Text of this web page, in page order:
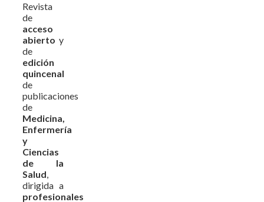
Revista
de
acceso
abierto y
de
edición
quincenal
de
publicaciones
de
Medicina,
Enfermería
y
Ciencias
de la
Salud,
dirigida a
profesionales